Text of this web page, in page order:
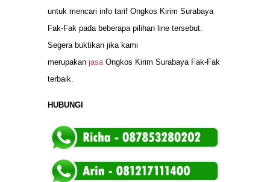
untuk mencari info tarif Ongkos Kirim Surabaya
Fak-Fak pada beberapa pilihan line tersebut.
Segera buktikan jika kami
merupakan jasaOngkos Kirim Surabaya Fak-Fak
terbaik.
HUBUNGI